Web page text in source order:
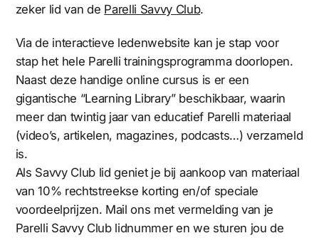
zeker lid van de Parelli Savvy Club.
Via de interactieve ledenwebsite kan je stap voor
stap het hele Parelli trainingsprogramma doorlopen.
Naast deze handige online cursus is er een
gigantische “Learning Library” beschikbaar, waarin
meer dan twintig jaar van educatief Parelli materiaal
(video’s, artikelen, magazines, podcasts…) verzameld
is.
Als Savvy Club lid geniet je bij aankoop van materiaal
van 10% rechtstreekse korting en/of speciale
voordeelprijzen. Mail ons met vermelding van je
Parelli Savvy Club lidnummer en we sturen jou de